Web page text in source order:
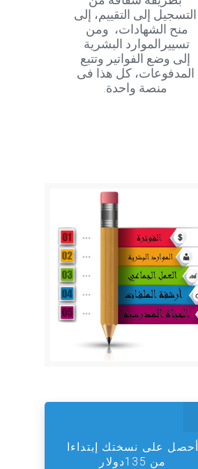
التسجيل إلى التقييم، إلى
منح الشهادات، ومن
تسييرالموارد البشرية
إلى وضع الفواتير وتتبع
المدفوعات، كل هذا فى
منصة واحدة.
أحصل على نسختك إبتداءا
من 135دولار